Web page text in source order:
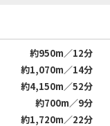
約950m／12分
約1,070m／14分
約4,150m／52分
約700m／9分
約1,720m／22分